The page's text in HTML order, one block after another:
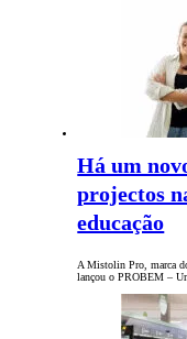
Há um
projectos
educação
A Mistolin Pro, marca
lançou o PROBEM –